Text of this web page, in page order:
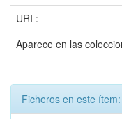
URI :
Aparece en las
Ficheros en este ítem: